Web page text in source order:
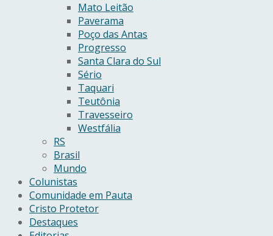
Mato Leitão
Paverama
Poço das Antas
Progresso
Santa Clara do Sul
Sério
Taquari
Teutônia
Travesseiro
Westfália
RS
Brasil
Mundo
Colunistas
Comunidade em Pauta
Cristo Protetor
Destaques